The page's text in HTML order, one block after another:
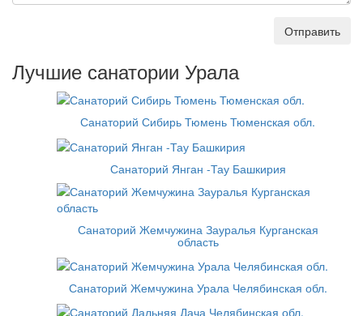
Отправить
Лучшие санатории Урала
Санаторий Сибирь Тюмень Тюменская обл.
Санаторий Янган -Тау Башкирия
Санаторий Жемчужина Зауралья Курганская
область
Санаторий Жемчужина Урала Челябинская обл.